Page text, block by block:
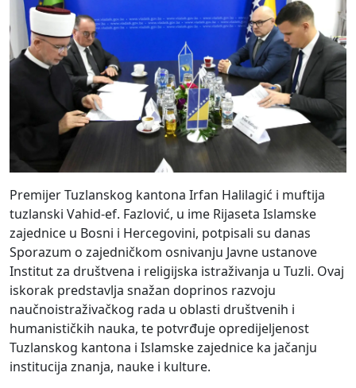
Premijer Tuzlanskog kantona Irfan Halilagić i muftija
tuzlanski Vahid-ef. Fazlović, u ime Rijaseta Islamske
zajednice u Bosni i Hercegovini, potpisali su danas
Sporazum o zajedničkom osnivanju Javne ustanove
Institut za društvena i religijska istraživanja u Tuzli. Ovaj
iskorak predstavlja snažan doprinos razvoju
naučnoistraživačkog rada u oblasti društvenih i
humanističkih nauka, te potvrđuje opredijeljenost
Tuzlanskog kantona i Islamske zajednice ka jačanju
institucija znanja, nauke i kulture.